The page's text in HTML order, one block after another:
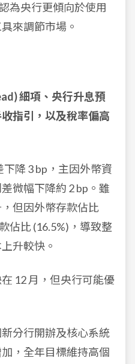
為央行更傾向於使用
來調節市場。
細項、央行升息預
指引，以及稅率偏高
下降 3 bp，主因外幣資
微幅下降約 2 bp。雖
但因外幣存款佔比
佔比 (16.5%)，導致整
升較快。
在 12 月，但央行可能優
新分行開辦及核心系統
，全年目標維持高個